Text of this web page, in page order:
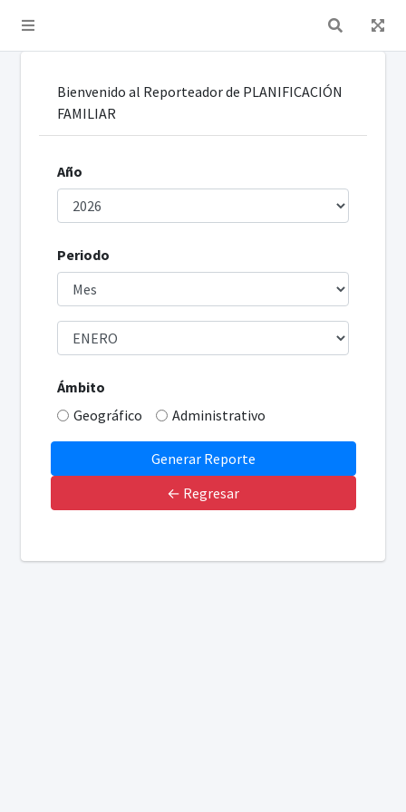
Toggle navigation
Bienvenido al Reporteador de PLANIFICACIÓN
FAMILIAR
Año
Periodo
Ámbito
Geográfico
Administrativo
← Regresar